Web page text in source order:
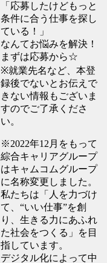
「応募したけどもっと
条件に合う仕事を探し
ている！」
なんてお悩みを解決！
まずは応募から☆
※就業先名など、本登
録後でないとお伝えで
きない情報もございま
すのでご了承くださ
い。
※2022年12月をもって
綜合キャリアグループ
はキャムコムグループ
に名称変更しました。
私たちは「人を力づけ
て、“いい仕事”を創
り、生きる力にあふれ
た社会をつくる」を目
指しています。
デジタル化によって中